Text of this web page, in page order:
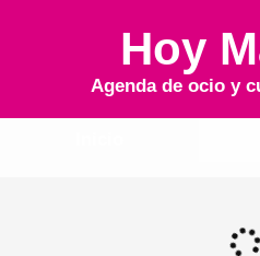
Hoy
Agenda de ocio y